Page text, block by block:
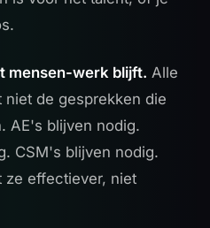
mensen-werk blijft. Alle
niet de gesprekken die
AE's blijven nodig.
CSM's blijven nodig.
ze effectiever, niet